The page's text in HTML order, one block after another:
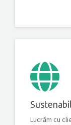
Lucrăm cu